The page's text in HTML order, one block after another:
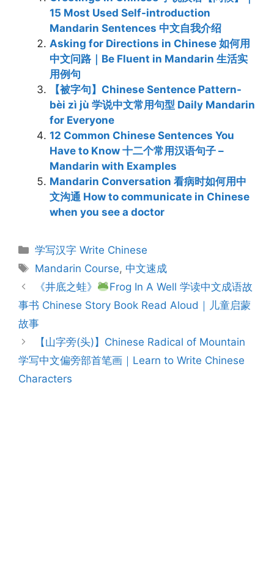
15 Most Used Self-introduction
Mandarin Sentences 中文自我介绍
Asking for Directions in Chinese 如何用
中文问路｜Be Fluent in Mandarin 生活实
用例句
【被字句】Chinese Sentence Pattern-
bèi zì jù 学说中文常用句型 Daily Mandarin
for Everyone
12 Common Chinese Sentences You
Have to Know 十二个常用汉语句子 –
Mandarin with Examples
Mandarin Conversation 看病时如何用中
文沟通 How to communicate in Chinese
when you see a doctor
Categories
学写汉字 Write Chinese
Tags
Mandarin Course, 中文速成
Post
navigation
《井底之蛙》
Frog In A Well 学读中文成语故
事书 Chinese Story Book Read Aloud｜儿童启蒙
故事
【山字旁(头)】Chinese Radical of Mountain
学写中文偏旁部首笔画｜Learn to Write Chinese
Characters